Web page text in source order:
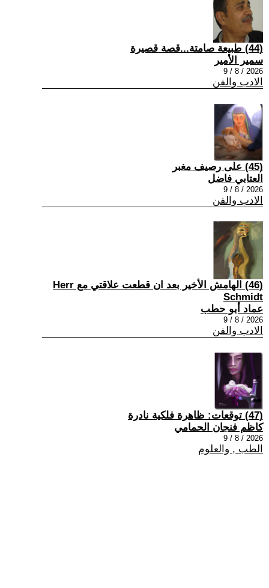
(44) طبيعة صامتة...قصة قصيرة
سمير الأمير
2026 / 8 / 9
الادب والفن
(45) على رصيف مغبر
العتابي فاضل
2026 / 8 / 9
الادب والفن
(46) الهامش الأخير بعد ان قطعت علاقتي مع Herr
Schmidt
عماد أبو حطب
2026 / 8 / 9
الادب والفن
(47) توقعات: ظاهرة فلكية نادرة
كاظم فنجان الحمامي
2026 / 8 / 9
الطب , والعلوم